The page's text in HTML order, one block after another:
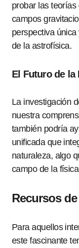
probar las
campos
perspectiva
de la astrofísica.
El Futuro de la
La investigación
nuestra
también podría
unificada que
naturaleza, algo
campo de la
Recursos
Para aquellos
este fascinante